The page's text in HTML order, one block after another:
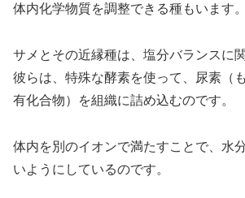
体内化学物質を調整できる種もいます。
サメとその近縁種は、塩分バランスに
彼らは、特殊な酵素を使って、尿素（
有化合物）を組織に詰め込むのです。
体内を別のイオンで満たすことで、水
いようにしているのです。